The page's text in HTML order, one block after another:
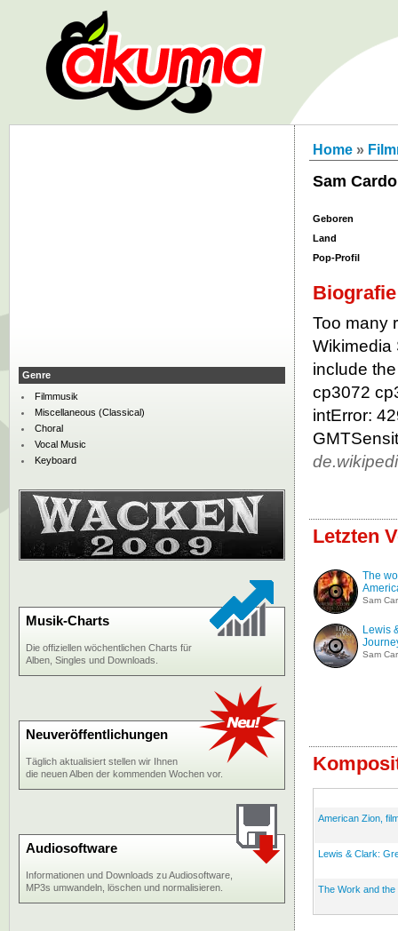
Home »
Sam
Geboren
Land
Pop-Profil
Biografie
Too many
Wikimedia
include
cp3072
intError:
Letzten
The
Sam
Lewis
Sam
American Zion,
Lewis & Clark:
The Work and
Genre
Filmmusik
Miscellaneous (Classical)
Choral
Vocal Music
Keyboard
Musik-Charts
Die offiziellen wöchentlichen Charts für
Alben, Singles und Downloads.
Neuveröffentlichungen
Täglich aktualisiert stellen wir Ihnen
die neuen Alben der kommenden Wochen vor.
Audiosoftware
Informationen und Downloads zu Audiosoftware,
MP3s umwandeln, löschen und normalisieren.